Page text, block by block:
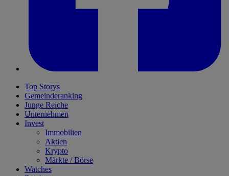
Top Storys
Gemeinderanking
Junge Reiche
Unternehmen
Invest
Immobilien
Aktien
Krypto
Märkte / Börse
Watches